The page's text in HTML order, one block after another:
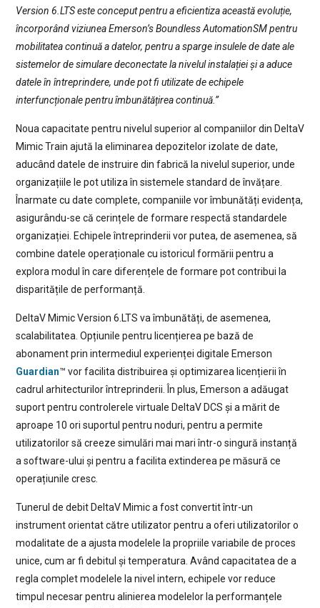
Version 6.LTS este conceput pentru a eficientiza această evoluție,
încorporând viziunea Emerson’s Boundless AutomationSM pentru
mobilitatea continuă a datelor, pentru a sparge insulele de date ale
sistemelor de simulare deconectate la nivelul instalației și a aduce
datele în întreprindere, unde pot fi utilizate de echipele
interfuncționale pentru îmbunătățirea continuă.”
Noua capacitate pentru nivelul superior al companiilor din DeltaV
Mimic Train ajută la eliminarea depozitelor izolate de date,
aducând datele de instruire din fabrică la nivelul superior, unde
organizațiile le pot utiliza în sistemele standard de învățare.
Înarmate cu date complete, companiile vor îmbunătăți evidența,
asigurându-se că cerințele de formare respectă standardele
organizației. Echipele întreprinderii vor putea, de asemenea, să
combine datele operaționale cu istoricul formării pentru a
explora modul în care diferențele de formare pot contribui la
disparitățile de performanță.
DeltaV Mimic Version 6.LTS va îmbunătăți, de asemenea,
scalabilitatea. Opțiunile pentru licențierea pe bază de
abonament prin intermediul experienței digitale Emerson
Guardian™ vor facilita distribuirea și optimizarea licențierii în
cadrul arhitecturilor întreprinderii. În plus, Emerson a adăugat
suport pentru controlerele virtuale DeltaV DCS și a mărit de
aproape 10 ori suportul pentru noduri, pentru a permite
utilizatorilor să creeze simulări mai mari într-o singură instanță
a software-ului și pentru a facilita extinderea pe măsură ce
operațiunile cresc.
Tunerul de debit DeltaV Mimic a fost convertit într-un
instrument orientat către utilizator pentru a oferi utilizatorilor o
modalitate de a ajusta modelele la propriile variabile de proces
unice, cum ar fi debitul și temperatura. Având capacitatea de a
regla complet modelele la nivel intern, echipele vor reduce
timpul necesar pentru alinierea modelelor la performanțele